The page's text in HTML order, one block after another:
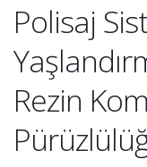
Polisaj
Rezin